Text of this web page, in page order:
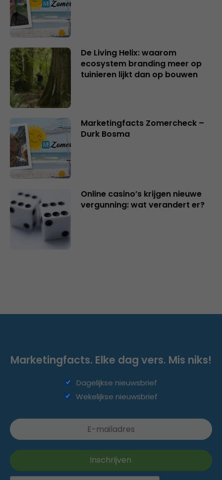
De Living Helix: waarom
ecosystem branding meer op
tuinieren lijkt dan op bouwen
Marketingfacts Zomercheck –
Durk Bosma
Online casino’s krijgen nieuwe
vergunning: wat verandert er?
Marketingfacts. Elke dag vers. Mis niks!
Dagelijkse nieuwsbrief
Wekelijkse nieuwsbrief